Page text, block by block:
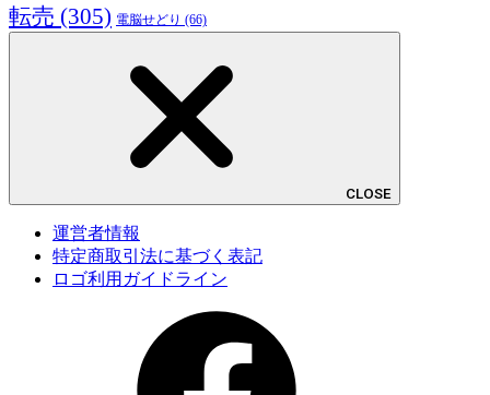
転売 (305) 電脳せどり (66)
CLOSE
運営者情報
特定商取引法に基づく表記
ロゴ利用ガイドライン